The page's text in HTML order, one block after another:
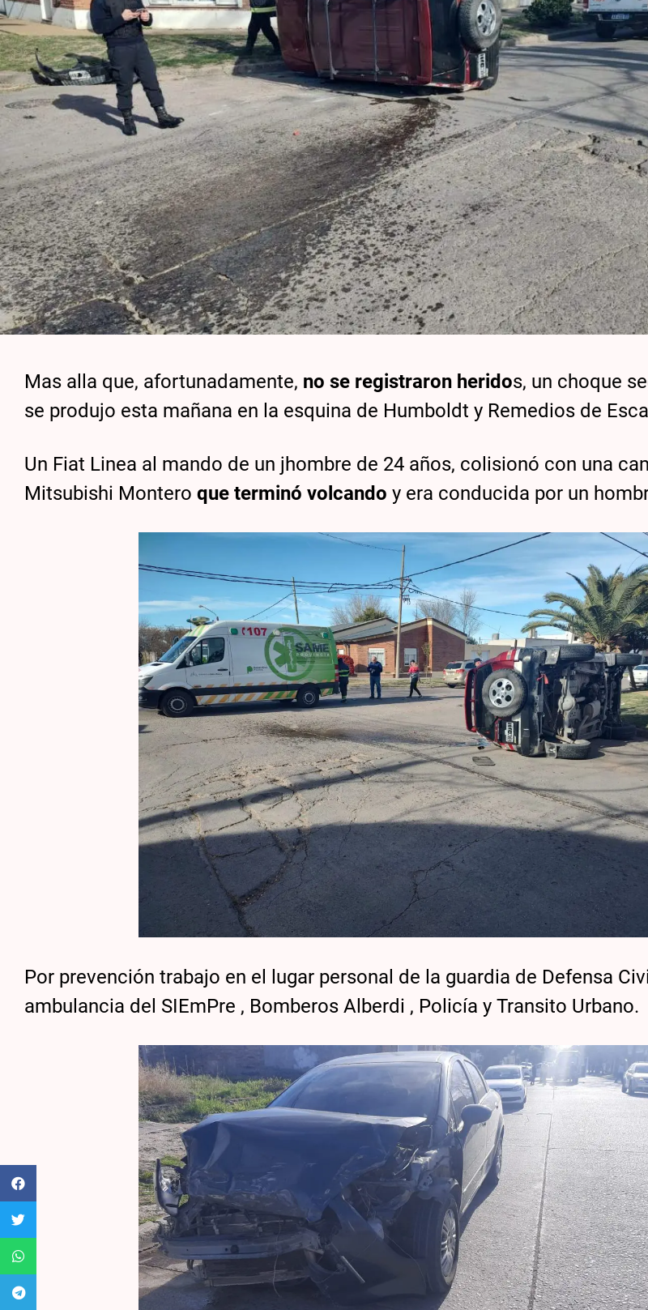
Mas alla que, afortunadamente, no se registraron heridos, un choque
se produjo esta mañana en la esquina de Humboldt y Remedios de
Un Fiat Linea al mando de un jhombre de 24 años, colisionó con una
Mitsubishi Monteroque terminó volcando y era conducida por un
Por prevención trabajo en el lugar personal de la guardia de Defensa
ambulancia del SIEmPre , Bomberos Alberdi , Policía y Transito Urbano.